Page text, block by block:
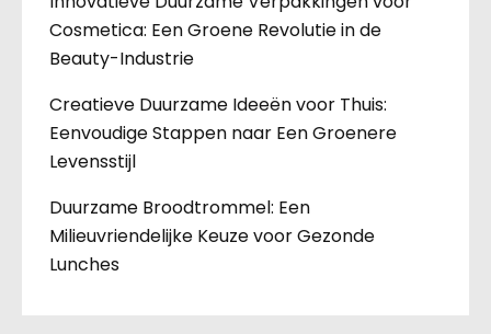
Cosmetica: Een Groene Revolutie in de
Beauty-Industrie
Creatieve Duurzame Ideeën voor Thuis:
Eenvoudige Stappen naar Een Groenere
Levensstijl
Duurzame Broodtrommel: Een
Milieuvriendelijke Keuze voor Gezonde
Lunches